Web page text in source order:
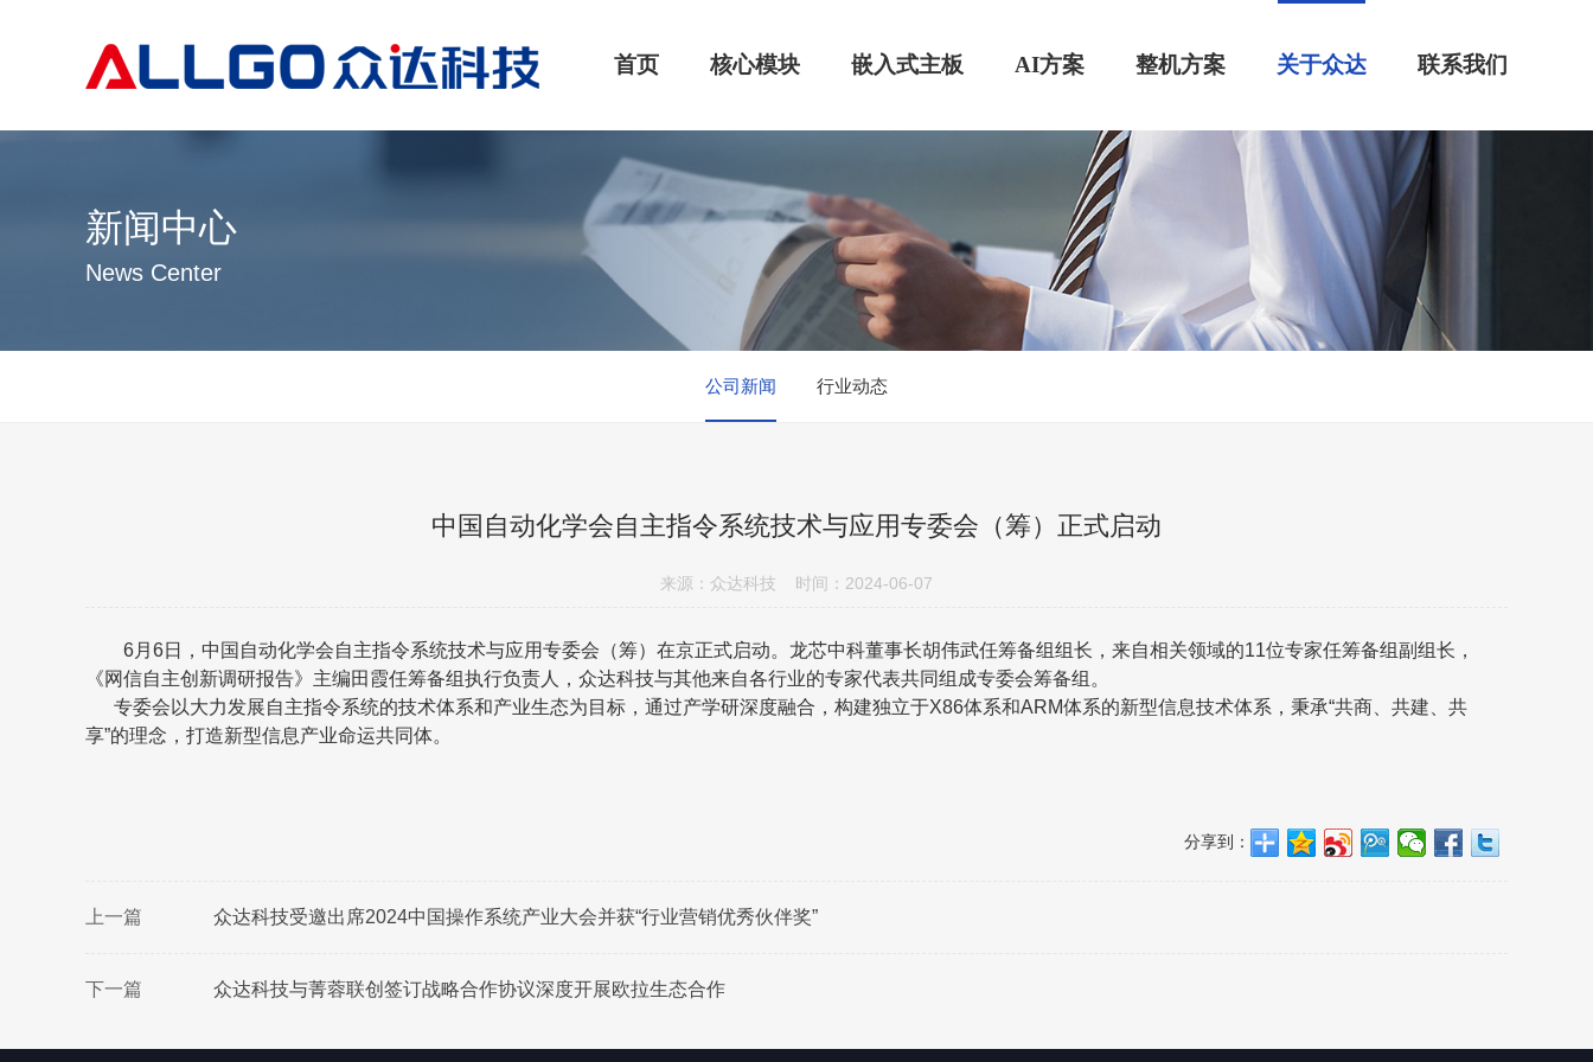
首页 核心模块 嵌入式主板 AI方案 整机方案 关于众达 联系我们
新闻中心
News Center
公司新闻 行业动态
中国自动化学会自主指令系统技术与应用专委会（筹）正式启动
来源：众达科技 时间：2024-06-07
6月6日，中国自动化学会自主指令系统技术与应用专委会（筹）在京正式启动。龙芯中科董事长胡伟武任筹备组组长，来自相关领域的11位专家任筹备组副组长，
《网信自主创新调研报告》主编田霞任筹备组执行负责人，众达科技与其他来自各行业的专家代表共同组成专委会筹备组。
专委会以大力发展自主指令系统的技术体系和产业生态为目标，通过产学研深度融合，构建独立于X86体系和ARM体系的新型信息技术体系，秉承“共商、共建、共
享”的理念，打造新型信息产业命运共同体。
分享到：
上一篇 众达科技受邀出席2024中国操作系统产业大会并获“行业营销优秀伙伴奖”
下一篇 众达科技与菁蓉联创签订战略合作协议深度开展欧拉生态合作